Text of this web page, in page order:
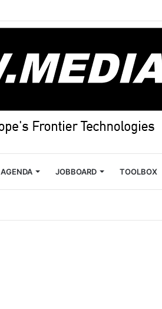
AGENDA JOBBOARD TOOLBOX